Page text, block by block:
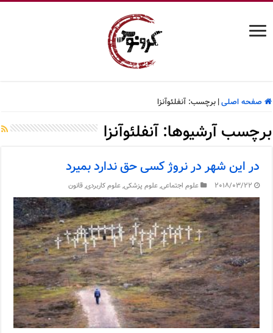
صفحه اصلی| برچسب:آنفلئوآنزا
برچسب آرشیوها:آنفلئوآنزا
در این شهر در نروژ کسی حق ندارد بمیرد
2018/03/22 علوم اجتماعی,علوم پزشکی,علوم کاربردی,قانون